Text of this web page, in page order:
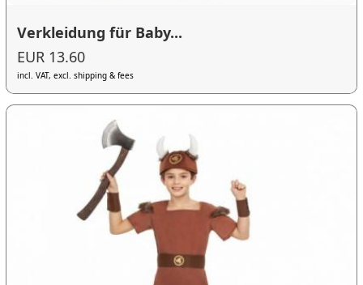
Verkleidung für Baby...
EUR 13.60
incl. VAT, excl. shipping & fees